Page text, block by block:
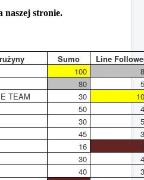
naszej stronie.
Sumo
Line
100
80
TEAM 30
50
30
45
16
30
40